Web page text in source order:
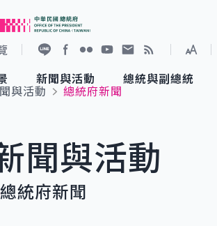
展開
遷對策委員會
新聞與活動 總統與副總統
與活動
總統府新聞
聞與活動
總統府新聞